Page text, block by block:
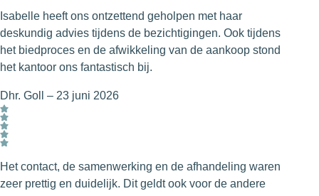
Isabelle heeft ons ontzettend geholpen met haar
deskundig advies tijdens de bezichtigingen. Ook tijdens
het biedproces en de afwikkeling van de aankoop stond
het kantoor ons fantastisch bij.
Dhr. Goll – 23 juni 2026
Het contact, de samenwerking en de afhandeling waren
zeer prettig en duidelijk. Dit geldt ook voor de andere